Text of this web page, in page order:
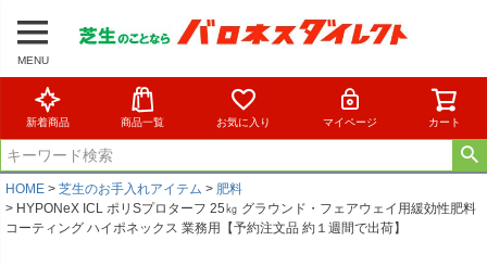
MENU
新着商品 商品一覧 お気に入り マイページ カート
HOME 芝生のお手入れアイテム
肥料
HYPONeX ICL ポリSプロターフ 25㎏ グラウンド・フェアウェイ用緩効性肥料
コーティング ハイポネックス 業務用【予約注文品 約１週間で出荷】